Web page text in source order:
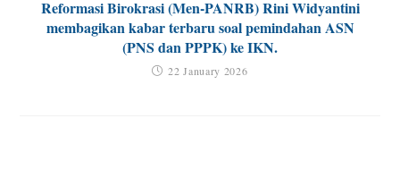
Reformasi Birokrasi (Men-PANRB) Rini Widyantini
membagikan kabar terbaru soal pemindahan ASN
(PNS dan PPPK) ke IKN.
22 January 2026